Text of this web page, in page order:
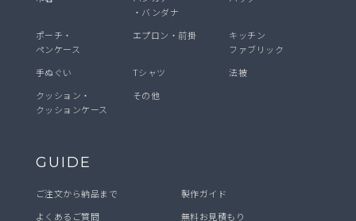
・バンダナ
ポーチ・
ペンケース
エプロン・前掛
キッチン
ファブリック
手ぬぐい
Tシャツ
法被
クッション・
クッションケース
その他
GUIDE
ご注文から納品まで
製作ガイド
よくあるご質問
無料お見積もり